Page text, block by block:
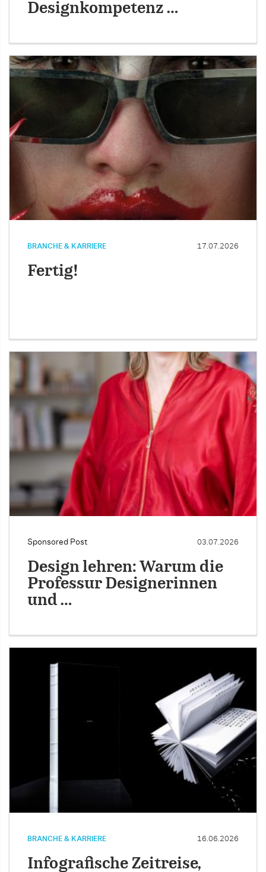
Designkompetenz …
BRANCHE & KARRIERE 17.07.2026
Fertig!
Sponsored Post 03.07.2026
Design lehren: Warum die
Professur Designerinnen
und …
BRANCHE & KARRIERE 16.06.2026
Infografische Zeitreise,